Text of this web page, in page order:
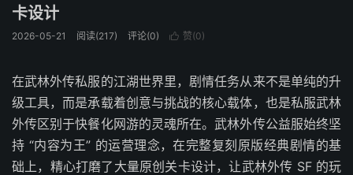
卡设计
2026-05-21 阅读(217) 评论(0)  赞(0)
在武林外传私服的江湖世界里，剧情任务从来不是单纯的升
级工具，而是承载着创意与挑战的核心载体，也是私服武林
外传区别于快餐化网游的灵魂所在。武林外传公益服始终坚
持 “内容为王” 的运营理念，在完整复刻原版经典剧情的基
础上，精心打磨了大量原创关卡设计，让武林外传 SF 的玩